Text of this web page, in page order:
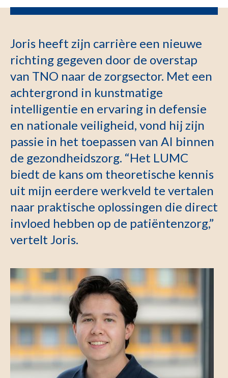
Joris heeft zijn carrière een nieuwe
richting gegeven door de overstap
van TNO naar de zorgsector. Met een
achtergrond in kunstmatige
intelligentie en ervaring in defensie
en nationale veiligheid, vond hij zijn
passie in het toepassen van AI binnen
de gezondheidszorg. “Het LUMC
biedt de kans om theoretische kennis
uit mijn eerdere werkveld te vertalen
naar praktische oplossingen die direct
invloed hebben op de patiëntenzorg,”
vertelt Joris.